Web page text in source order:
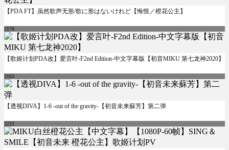
【PDA FT】虽然歌声无形/歌に形はないけれど【悔恨／橙花公主】
2170
【歌姬计划PDA改】爱言叶-F2nd Edition-中文字幕版【初音MIKU 第七龙神2020】
2163
【透视DIVA】1-6 -out of the gravity-【初音未来蘇芳】第二弹
2232